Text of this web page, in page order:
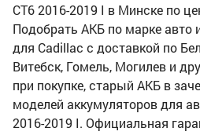
CT6 2016-2019 I в Минске по
Подобрать АКБ по марке авто
для Cadillac с доставкой по
Витебск, Гомель, Могилев и
при покупке, старый АКБ в
моделей аккумуляторов для
2016-2019 I. Официальная